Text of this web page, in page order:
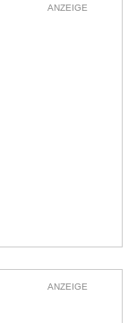
ANZEIGE
ANZEIGE